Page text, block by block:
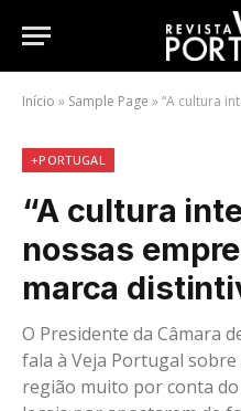
Início » Sample Page »“A cultura
+PORTUGAL
“A cultura
nossas
marca
O Presidente da Câmara
fala à Veja Portugal
região muito por conta